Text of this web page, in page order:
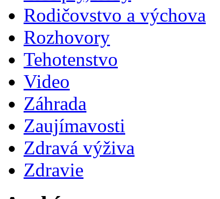
Rodičovstvo a výchova
Rozhovory
Tehotenstvo
Video
Záhrada
Zaujímavosti
Zdravá výživa
Zdravie